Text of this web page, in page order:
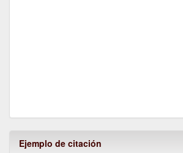
Ejemplo de citación